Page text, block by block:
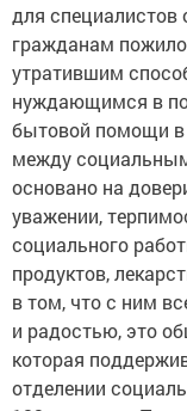
для специалистов
гражданам
утратившим
нуждающимся в
бытовой помощи
между
основано на
уважении,
социального
продуктов,
в том, что с ним
и радостью, это
которая
отделении